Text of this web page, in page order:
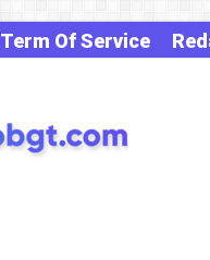
Term Of Service